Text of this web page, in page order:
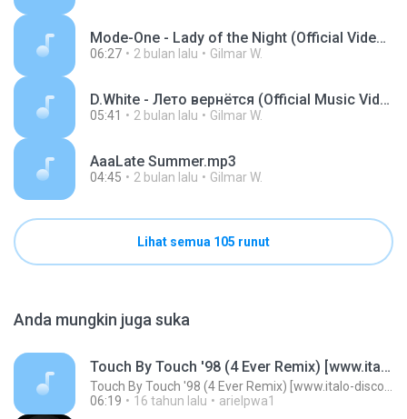
Mode-One - Lady of the Night (Official Video) _ BEST ITALO DISCO _ MODERN TALKING STYLE.mp3
06:27 2 bulan lalu Gilmar W.
D.White - Лето вернётся (Official Music Video). Euro Dance, Italo Disco, Russian disco, music 80-90s.mp3
05:41 2 bulan lalu Gilmar W.
AaaLate Summer.mp3
04:45 2 bulan lalu Gilmar W.
Lihat semua 105 runut
Anda mungkin juga suka
Touch By Touch '98 (4 Ever Remix) [www.italo-disco.net]
06:19
16 tahun lalu arielpwa1